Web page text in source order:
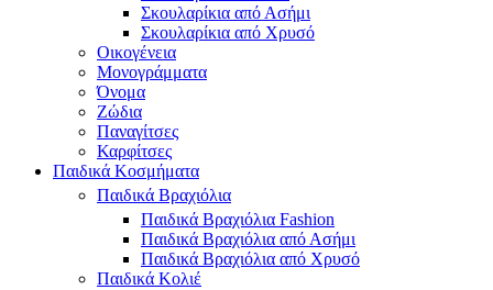
Σκουλαρίκια από Ασήμι
Σκουλαρίκια από Χρυσό
Οικογένεια
Μονογράμματα
Όνομα
Ζώδια
Παναγίτσες
Καρφίτσες
Παιδικά Κοσμήματα
Παιδικά Βραχιόλια
Παιδικά Βραχιόλια Fashion
Παιδικά Βραχιόλια από Ασήμι
Παιδικά Βραχιόλια από Χρυσό
Παιδικά Κολιέ